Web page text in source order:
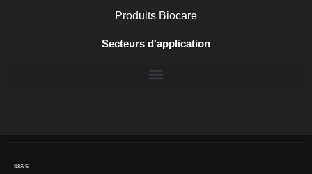
Produits Biocare
Secteurs d'application
IBIX ©